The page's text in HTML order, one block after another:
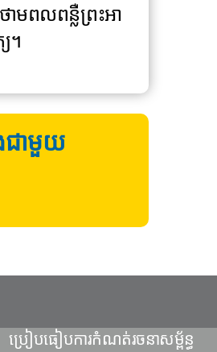
មពលពន្លឺព្រះអា
។
ជាមួយ
ប្រៀបធៀបការកំណត់រចនាសម្ព័ន្ធ